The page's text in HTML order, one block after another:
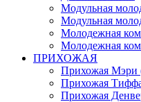
Модульная
Модульная
Молодежная
Молодежная
ПРИХОЖАЯ
Прихожая Мэри
Прихожая
Прихожая